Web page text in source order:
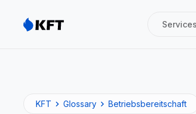
Services
KFT Glossary Betriebsbereitschaft